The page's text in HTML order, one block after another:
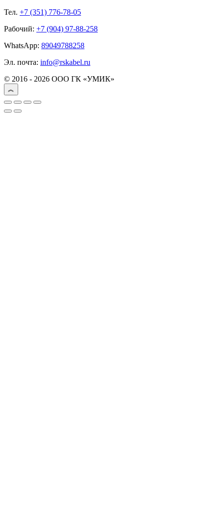
Тел. +7 (351) 776-78-05
Рабочий: +7 (904) 97-88-258
WhatsApp: 89049788258
Эл. почта: info@rskabel.ru
© 2016 - 2026 ООО ГК «УМИК»